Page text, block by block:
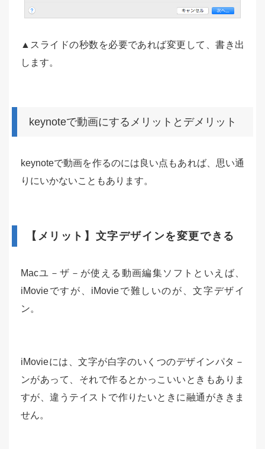
▲スライドの秒数を必要であれば変更して、書き出
します。
keynoteで動画にするメリットとデメリット
keynoteで動画を作るのには良い点もあれば、思い通
りにいかないこともあります。
【メリット】文字デザインを変更できる
Macユ－ザ－が使える動画編集ソフトといえば、
iMovieですが、iMovieで難しいのが、文字デザイ
ン。
iMovieには、文字が白字のいくつのデザインパタ－
ンがあって、それで作るとかっこいいときもありま
すが、違うテイストで作りたいときに融通がききま
せん。